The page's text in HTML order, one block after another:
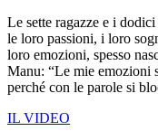
Le sette ragazze e i
le loro passioni, i loro
loro emozioni, spesso
Manu: “Le mie emozioni
perché con le parole si
IL VIDEO